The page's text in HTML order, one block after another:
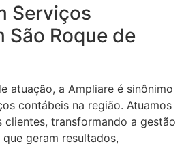
Serviços
São Roque de
atuação, a Ampliare é sinônimo
contábeis na região. Atuamos
clientes, transformando a gestão
geram resultados,